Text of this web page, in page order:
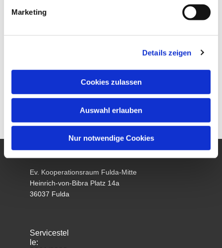
Marketing
Details zeigen
Cookies zulassen
Auswahl erlauben
Nur notwendige Cookies
Ev. Kooperationsraum Fulda-Mitte
Heinrich-von-Bibra Platz 14a
36037 Fulda
Servicestel
le: